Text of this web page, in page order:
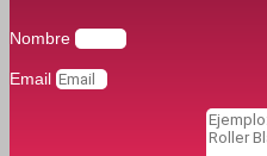
Nombre
Email